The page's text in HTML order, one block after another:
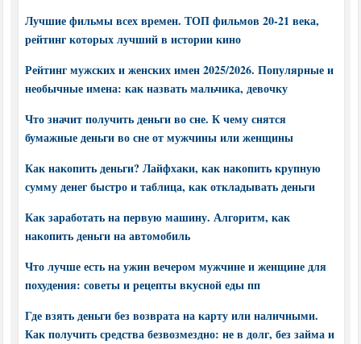
Лучшие фильмы всех времен. ТОП фильмов 20-21 века,
рейтинг которых лучший в истории кино
Рейтинг мужских и женских имен 2025/2026. Популярные и
необычные имена: как назвать мальчика, девочку
Что значит получить деньги во сне. К чему снятся
бумажные деньги во сне от мужчины или женщины
Как накопить деньги? Лайфхаки, как накопить крупную
сумму денег быстро и таблица, как откладывать деньги
Как заработать на первую машину. Алгоритм, как
накопить деньги на автомобиль
Что лучше есть на ужин вечером мужчине и женщине для
похудения: советы и рецепты вкусной еды пп
Где взять деньги без возврата на карту или наличными.
Как получить средства безвозмездно: не в долг, без займа и